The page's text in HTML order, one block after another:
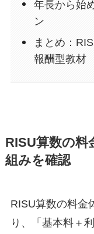
年長から始
ン
まとめ：
報酬型教材
RISU算数の料
組みを確認
RISU算数の料金
り、「基本料＋